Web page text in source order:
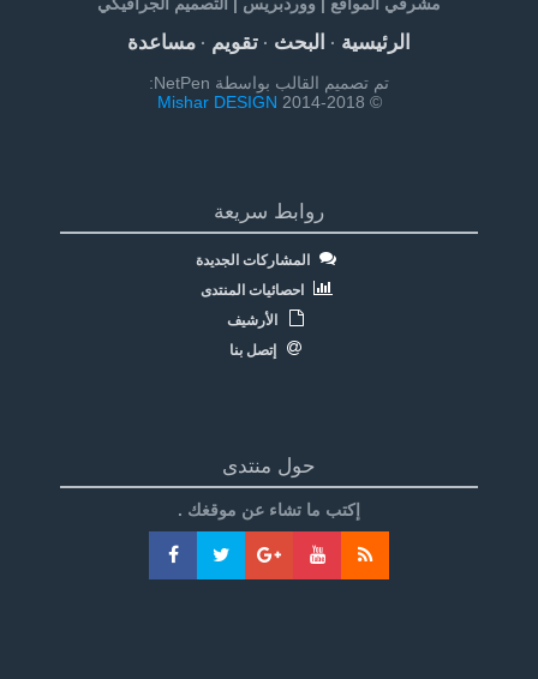
الرئيسية· البحث· تقويم· مساعدة
تم تصميم القالب بواسطة NetPen:
© 2014-2018
Mishar DESIGN
روابط سريعة
المشاركات الجديدة
احصائيات المنتدى
الأرشيف
إتصل بنا
حول منتدى
إكتب ما تشاء عن موقغك .